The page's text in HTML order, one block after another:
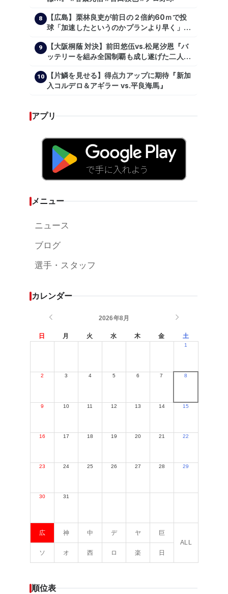
8
【広島】栗林良吏が前日の２倍約60ｍで投
球「加速したというのかプランより早く」自
9
【大阪桐蔭 対決】前田悠伍vs.松尾汐恩『バ
ッテリーを組み全国制覇も成し遂げた二人
10
【片鱗を見せる】得点力アップに期待『新加
入コルデロ＆アギラー vs.平良海馬』
アプリ
メニュー
ニュース
ブログ
選手・スタッフ
カレンダー
2026年8月
日 月 火 水 木 金 土
1
2 3 4 5 6 7 8
9 10 11 12 13 14 15
16 17 18 19 20 21 22
23 24 25 26 27 28 29
30 31
広 神 中 デ ヤ
巨
ALL
ソ
オ 西 ロ 楽 日
順位表